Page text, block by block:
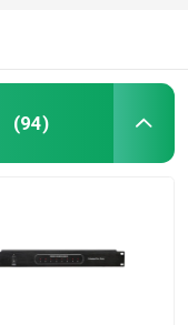
(94)